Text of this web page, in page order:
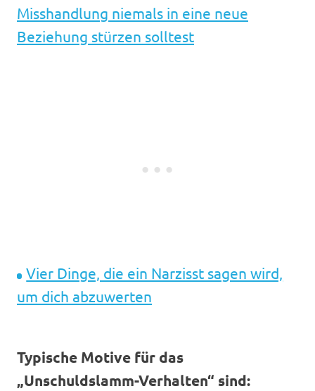
Misshandlung niemals in eine neue
Beziehung stürzen solltest
Vier Dinge, die ein Narzisst sagen wird,
um dich abzuwerten
Typische Motive für das
„Unschuldslamm-Verhalten“ sind: